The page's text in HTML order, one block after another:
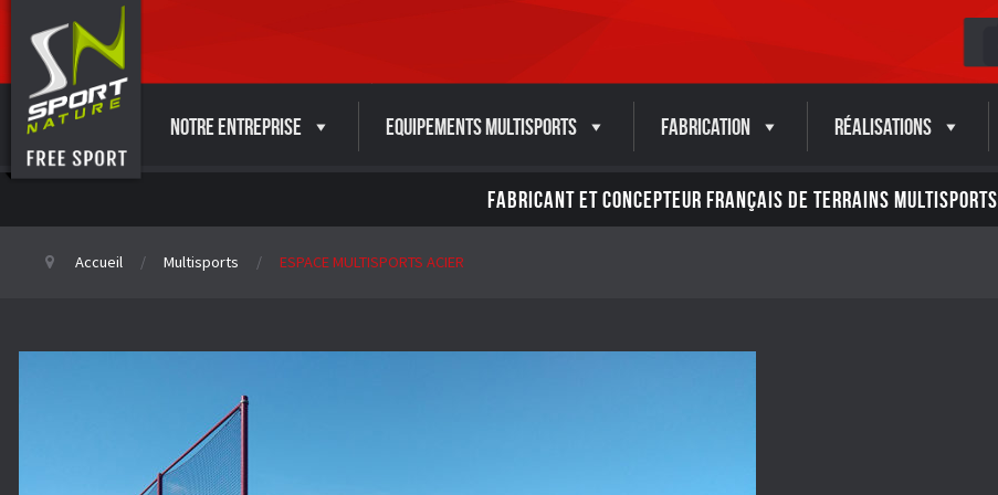
Notre entreprise Equipements Multisports Fabrication Réalisations
FABRICANT ET CONCEPTEUR FRANÇAIS DE TERRAINS MULTISPORTS
Accueil Multisports ESPACE MULTISPORTS ACIER